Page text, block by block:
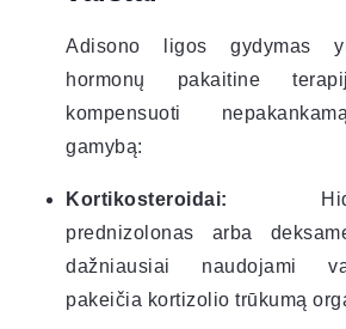
Adisono ligos gydymas
hormonų pakaitine
kompensuoti
gamybą:
Kortikosteroidai:
prednizolonas arba
dažniausiai naudojami
pakeičia kortizolio trūkumą